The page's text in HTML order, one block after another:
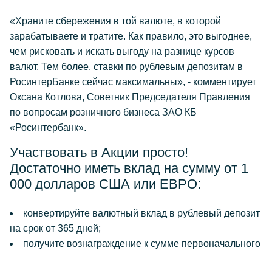
«Храните сбережения в той валюте, в которой
зарабатываете и тратите. Как правило, это выгоднее,
чем рисковать и искать выгоду на разнице курсов
валют. Тем более, ставки по рублевым депозитам в
РосинтерБанке сейчас максимальны», - комментирует
Оксана Котлова, Советник Председателя Правления
по вопросам розничного бизнеса ЗАО КБ
«Росинтербанк».
Участвовать в Акции просто!
Достаточно иметь вклад на сумму от 1
000 долларов США или ЕВРО:
конвертируйте валютный вклад в рублевый депозит
на срок от 365 дней;
получите вознаграждение к сумме первоначального